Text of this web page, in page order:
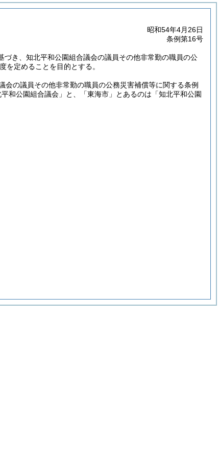
昭和54年4月26日
条例第16号
づき、知北平和公園組合議会の議員その他非常勤の職員の公
を定めることを目的とする。
の議員その他非常勤の職員の公務災害補償等に関する条例
和公園組合議会」と、「東海市」とあるのは「知北平和公園